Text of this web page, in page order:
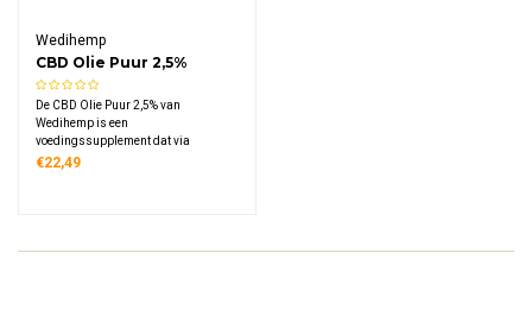
Wedihemp
CBD Olie Puur 2,5%
De CBD Olie Puur 2,5% van
Wedihemp is een
voedingssupplement dat via
superkritische CO2-extractie is
€22,49